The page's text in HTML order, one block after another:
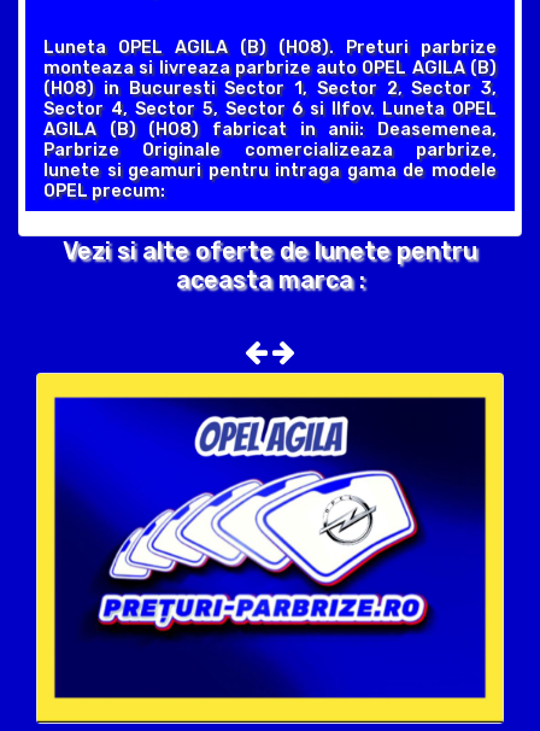
Luneta OPEL AGILA (B) (H08). Preturi parbrize
monteaza si livreaza parbrize auto OPEL AGILA (B)
(H08) in Bucuresti Sector 1, Sector 2, Sector 3,
Sector 4, Sector 5, Sector 6 si Ilfov. Luneta OPEL
AGILA (B) (H08) fabricat in anii: Deasemenea,
Parbrize Originale comercializeaza parbrize,
lunete si geamuri pentru intraga gama de modele
OPEL precum:
Vezi si alte oferte de lunete pentru
aceasta marca :